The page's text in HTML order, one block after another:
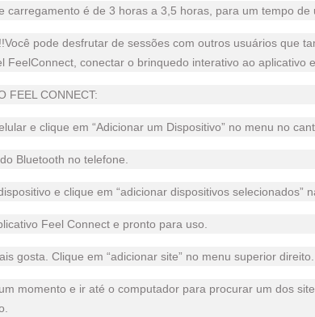
carregamento é de 3 horas a 3,5 horas, para um tempo de
pode desfrutar de sessões com outros usuários
FeelConnect, conectar o brinquedo interativo ao aplicativo
FEEL CONNECT:
e clique em “Adicionar um Dispositivo” no menu no
Bluetooth no telefone.
e clique em “adicionar dispositivos selecionados”
Feel Connect e pronto para uso.
gosta. Clique em “adicionar site” no menu superior
momento e ir até o computador para procurar um dos